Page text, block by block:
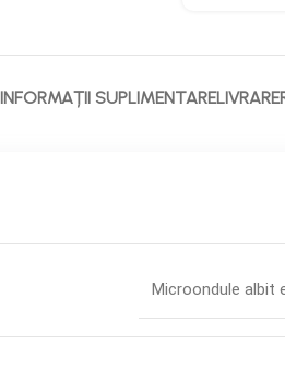
INFORMAȚII SUPLIMENTARELIVRARE
Microondule albit